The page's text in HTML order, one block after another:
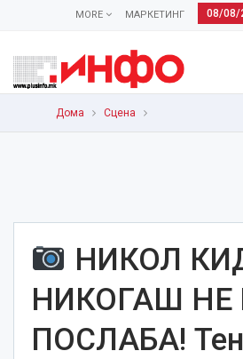
08/08/
МАРКЕТИНГ
MORE
Дома Сцена
НИКОЛ
НИКОГАШ НЕ
ПОСЛАБА!